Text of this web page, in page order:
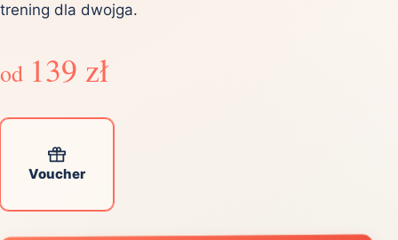
trening dla dwojga.
od 139 zł
Voucher